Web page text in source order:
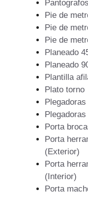
Pantografos
Pie de
Pie de
Pie de
Planeado
Planeado
Plantilla
Plato torno
Porta
Porta
(Exterior)
Porta
(Interior)
Porta